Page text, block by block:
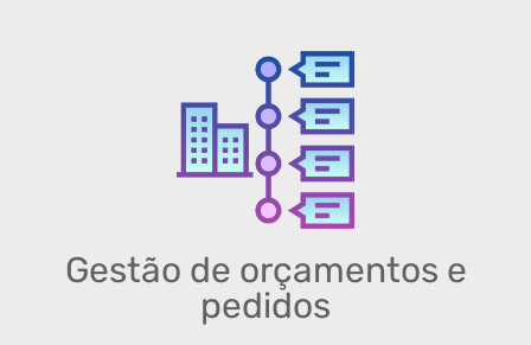
Gestão de orçamentos e
pedidos